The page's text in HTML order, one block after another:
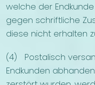
welche der
gegen schriftliche
diese nicht erhalten
(4) Postalisch
Endkunden